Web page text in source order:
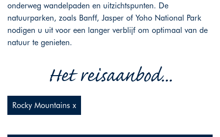
onderweg wandelpaden en uitzichtspunten. De
natuurparken, zoals Banff, Jasper of Yoho National Park
nodigen u uit voor een langer verblijf om optimaal van de
natuur te genieten.
Het reisaanbod...
Rocky Mountains x